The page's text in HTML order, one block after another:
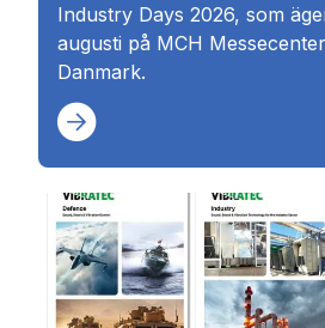
Industry Days 2026, som
augusti på MCH
Danmark.